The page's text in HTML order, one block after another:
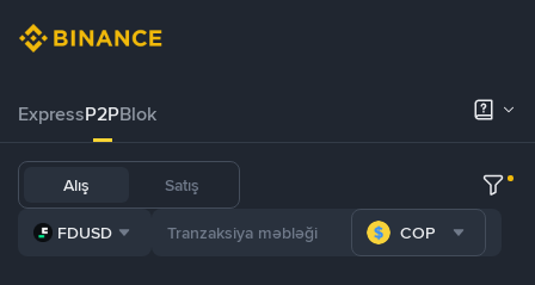
ExpressP2PBlok
Alış Satış
FDUSD COP